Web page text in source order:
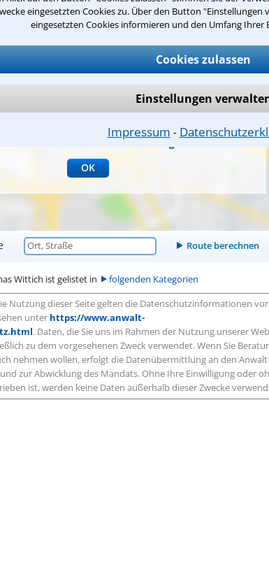
eingesetzten Cookies zu. Über den Button "Einstellungen
eingesetzten Cookies informieren und den Umfang Ihrer
Cookies zulassen
Einstellungen
Impressum ⁃
von Google Maps übermitteln wir Daten an Google LLC.
von Google Maps einwilligen möchten, klicken Sie
können Ihre Einwilligung jederzeit widerrufen. Weitere Infos
OK
Wittich ist gelistet in folgenden Kategorien
Nutzung dieser Seite gelten die Datenschutzinformationen von
unter https://www.anwalt-
. Daten, die Sie uns im Rahmen der Nutzung unserer
zu dem vorgesehenen Zweck verwendet. Wenn Sie
nehmen wollen, erfolgt die Datenübermittlung an den
zur Abwicklung des Mandats. Ohne Ihre Einwilligung oder
ist, werden keine Daten außerhalb dieser Zwecke